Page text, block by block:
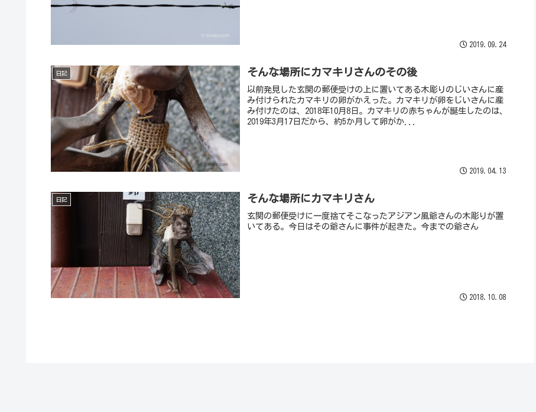
2019.09.24
日記 そんな場所にカマキリさんのその後
以前発見した玄関の郵便受けの上に置いてある木彫りのじいさんに産
み付けられたカマキリの卵がかえった。カマキリが卵をじいさんに産
み付けたのは、2018年10月8日。カマキリの赤ちゃんが誕生したのは、
2019年3月17日だから、約5か月して卵がか...
2019.04.13
日記 そんな場所にカマキリさん
玄関の郵便受けに一度捨てそこなったアジアン風爺さんの木彫りが置
いてある。今日はその爺さんに事件が起きた。今までの爺さん
2018.10.08